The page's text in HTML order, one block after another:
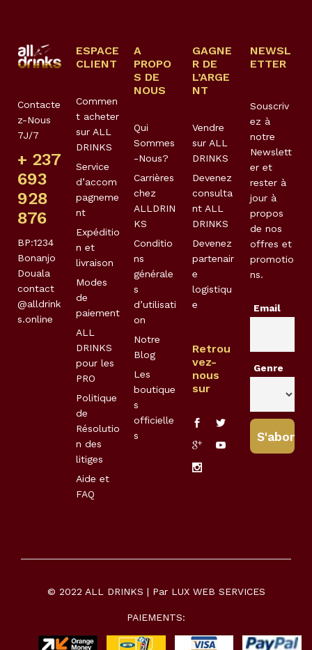
Contacte
z-Nous
7J/7
+ 237
693
928
876
BP:1234
Bonanjo
Douala
contact
@alldrink
s.online
ESPACE
CLIENT
Commen
t acheter
sur ALL
DRINKS
Service
d’accom
pagneme
nt
Expéditio
n et
livraison
Modes
de
paiement
ALL
DRINKS
pour les
PRO
Politique
de
Résolutio
n des
litiges
Aide et
FAQ
A
PROPO
S DE
NOUS
Qui
Sommes
-Nous?
Carrières
chez
ALLDRIN
KS
Conditio
ns
générale
s
d’utilisati
on
Notre
Blog
Les
boutique
s
officielle
s
GAGNE
R DE
L’ARGE
NT
Vendre
sur ALL
DRINKS
Devenez
consulta
nt ALL
DRINKS
Devenez
partenair
e
logistiqu
e
Retrou
vez-
nous
sur
NEWSL
ETTER
Souscriv
ez à
notre
Newslett
er et
rester à
jour à
propos
de nos
offres et
promotio
ns.
Email
Genre
© 2022 ALL DRINKS | Par LUX WEB SERVICES
PAIEMENTS: